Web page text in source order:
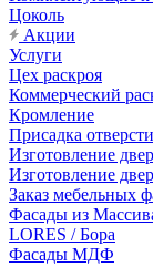
Цоколь
Акции
Услуги
Цех раскроя
Коммерческий
Кромление
Присадка
Изготовление
Изготовление
Заказ мебельных
Фасады из
LORES / Бора
Фасады МДФ